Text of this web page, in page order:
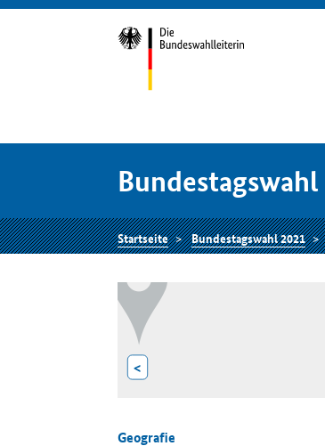
Bundestagswahl
Startseite Bundestagswahl 2021
<
Geografie